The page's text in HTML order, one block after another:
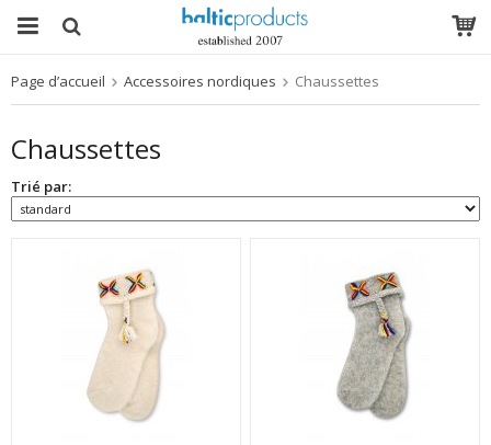
Page d’accueil Accessoires nordiques Chaussettes
Chaussettes
Trié par: